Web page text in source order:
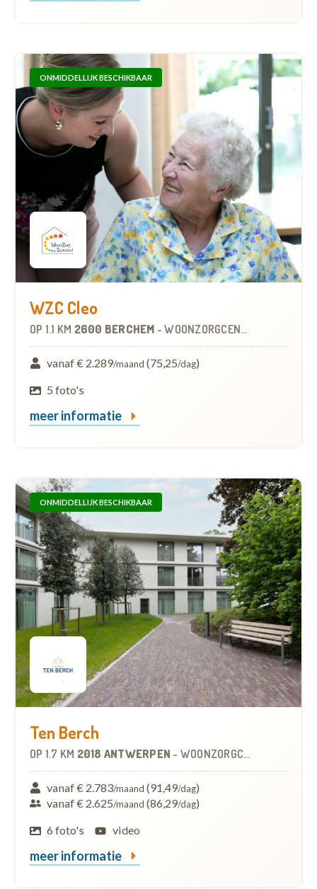
ONMIDDELLIJK BESCHIKBAAR
WZC Cleo
OP 1.1 KM 2600 BERCHEM -WOONZORGCENTRUM (WZC)
vanaf € 2.289/maand (75,25/dag)
5 foto's
meer informatie
ONMIDDELLIJK BESCHIKBAAR
Ten Berch
OP 1.7 KM 2018 ANTWERPEN - WOONZORGCENTRUM (WZC)
vanaf € 2.783/maand (91,49/dag)
vanaf € 2.625/maand (86,29/dag)
6 foto's
video
meer informatie